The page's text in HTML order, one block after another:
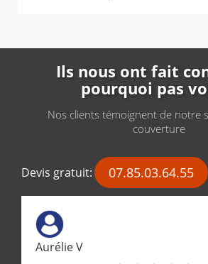
Ils nous ont fait
pourquoi pas
Nos clients témoignent de notre
couverture
Devis gratuit: 07.85.03.64.55
Aurélie V